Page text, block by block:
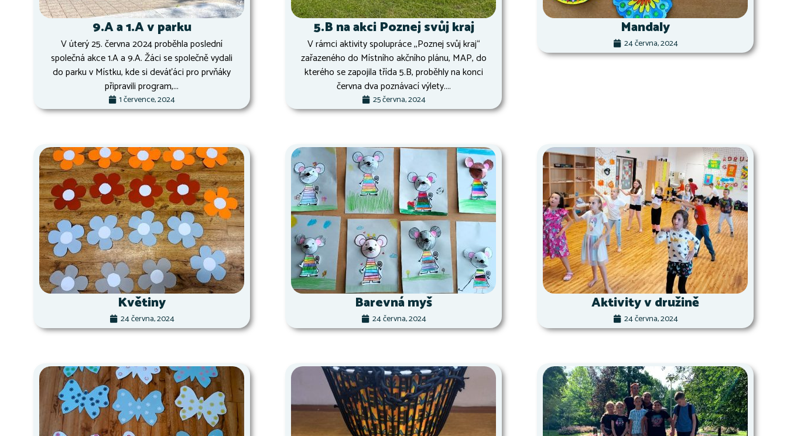
9.A a 1.A v parku
V úterý 25. června 2024 proběhla poslední
společná akce 1.A a 9.A. Žáci se společně vydali
do parku v Místku, kde si deváťáci pro prvňáky
připravili program,...
1 července, 2024
5.B na akci Poznej svůj kraj
V rámci aktivity spolupráce ,,Poznej svůj kraj“
zařazeného do Místního akčního plánu, MAP, do
kterého se zapojila třída 5.B, proběhly na konci
června dva poznávací výlety....
25 června, 2024
Mandaly
24 června, 2024
Květiny
24 června, 2024
Barevná myš
24 června, 2024
Aktivity v družině
24 června, 2024